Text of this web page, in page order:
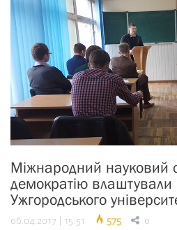
Міжнародний науковий
демократію влаштували
Ужгородського
06.04.2017 | 15:51 575 0